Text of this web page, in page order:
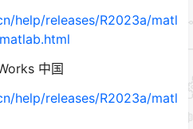
help/releases/R2023a/matl
中国
help/releases/R2023a/matl